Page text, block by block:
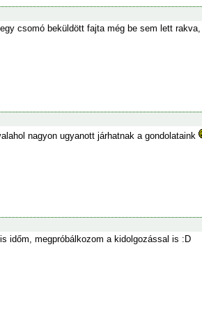
csomó beküldött fajta még be sem lett
nagyon ugyanott járhatnak a gondolataink
időm, megpróbálkozom a kidolgozással is :D